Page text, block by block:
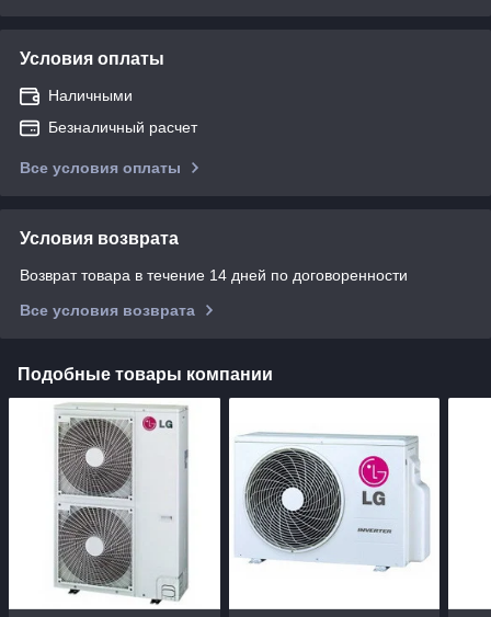
Условия оплаты
Наличными
Безналичный расчет
Все условия оплаты
Условия возврата
Возврат товара в течение 14 дней по договоренности
Все условия возврата
Подобные товары компании